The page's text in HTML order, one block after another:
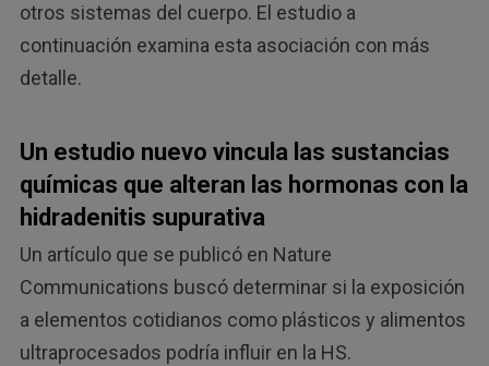
otros sistemas del cuerpo. El estudio a
continuación examina esta asociación con más
detalle.
Un estudio nuevo vincula las sustancias
químicas que alteran las hormonas con la
hidradenitis supurativa
Un artículo que se publicó en Nature
Communications buscó determinar si la exposición
a elementos cotidianos como plásticos y alimentos
ultraprocesados ​​podría influir en la HS.